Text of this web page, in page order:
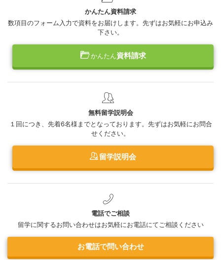
かんたん資料請求
数項目のフォーム入力で資料をお届けします。先ずはお気軽にお申込み
下さい。
かんたん資料請求
無料留学説明会
１回につき、先着6名様までとなっております。先ずはお気軽にお問合
せください。
留学説明会
電話でご相談
留学に関するお問い合わせはお気軽にお電話にてご相談ください
お電話で問い合わせ